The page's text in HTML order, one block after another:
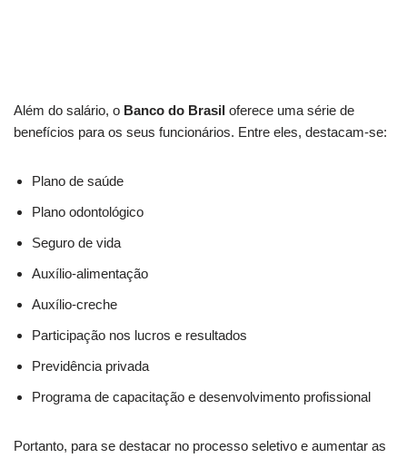
Além do salário, o Banco do Brasil oferece uma série de
benefícios para os seus funcionários. Entre eles, destacam-se:
Plano de saúde
Plano odontológico
Seguro de vida
Auxílio-alimentação
Auxílio-creche
Participação nos lucros e resultados
Previdência privada
Programa de capacitação e desenvolvimento profissional
Portanto, para se destacar no processo seletivo e aumentar as